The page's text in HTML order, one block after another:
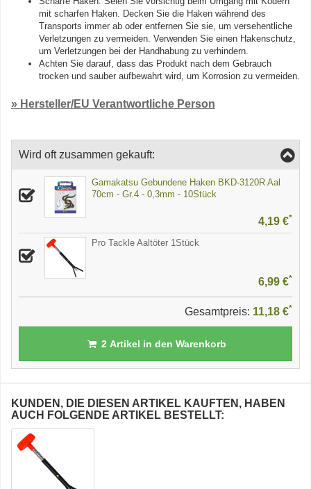
mit scharfen Haken. Decken Sie die Haken während des
Transports immer ab oder entfernen Sie sie, um versehentliche
Verletzungen zu vermeiden. Verwenden Sie einen Hakenschutz,
um Verletzungen bei der Handhabung zu verhindern.
Achten Sie darauf, dass das Produkt nach dem Gebrauch
trocken und sauber aufbewahrt wird, um Korrosion zu vermeiden.
» Hersteller/EU Verantwortliche Person
Wird oft zusammen gekauft:
Gamakatsu Gebundene Haken BKD-3120R Aal
70cm - Gr.4 - 0,3mm - 10Stück
4,19 €*
Pro Tackle Aaltöter 1Stück
6,99 €*
Gesamtpreis: 11,18 €*
2 Artikel in den Warenkorb
KUNDEN, DIE DIESEN ARTIKEL KAUFTEN, HABEN
AUCH FOLGENDE ARTIKEL BESTELLT: